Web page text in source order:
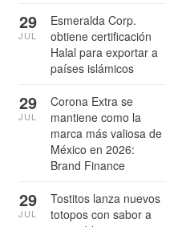
Esmeralda Corp.
obtiene certificación
Halal para exportar a
países islámicos
29
JUL
Corona Extra se
mantiene como la
marca más valiosa de
México en 2026:
Brand Finance
29
JUL
Tostitos lanza nuevos
totopos con sabor a
29
JUL